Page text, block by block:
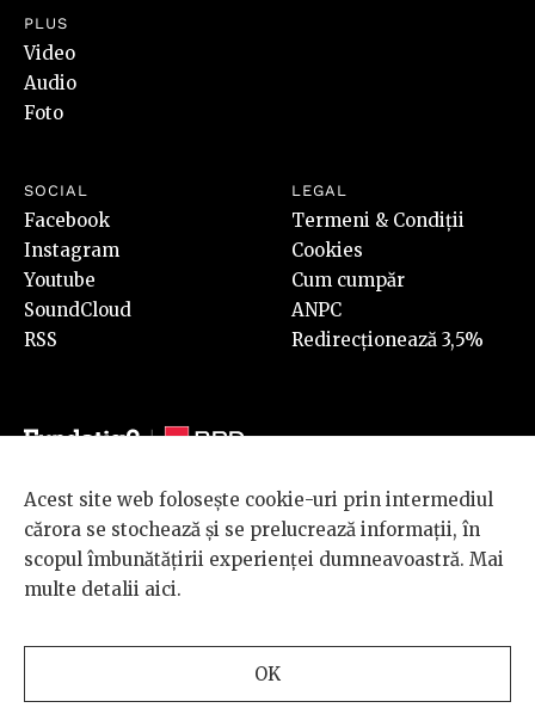
PLUS
Video
Audio
Foto
SOCIAL
Facebook
Instagram
Youtube
SoundCloud
RSS
LEGAL
Termeni & Condiții
Cookies
Cum cumpăr
ANPC
Redirecționează 3,5%
© 2026 BRD Groupe Société Générale, toate drepturile rezervate.
Scena 9 este un proiect sustinut de
BRD GROUPE SOCIÉTÉ
GÉNÉRALE
Acest site web folosește cookie-uri prin intermediul
cărora se stochează și se prelucrează informații, în
scopul îmbunătățirii experienței dumneavoastră. Mai
multe detalii aici.
OK